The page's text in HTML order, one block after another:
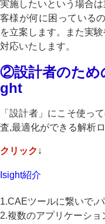
実施したいという場合
客様が何に困っている
を立案します。また実
対応いたします。
②設計者のため
ght
「設計者」にこそ使っ
査,最適化ができる解析
クリック ↓
Isight紹介
1.CAEツールに繋いで,
2.複数のアプリケーシ